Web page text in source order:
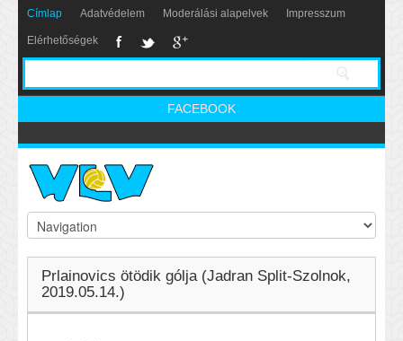
Címlap Adatvédelem Moderálási alapelvek Impresszum
Elérhetőségek
FACEBOOK
Prlainovics ötödik gólja (Jadran Split-Szolnok,
2019.05.14.)